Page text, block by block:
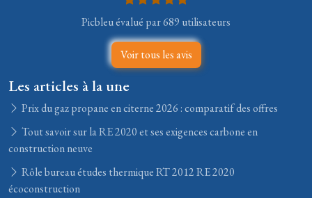
Picbleu évalué par 689 utilisateurs
Voir tous les avis
Les articles à la une
Prix du gaz propane en citerne 2026 : comparatif des offres
Tout savoir sur la RE 2020 et ses exigences carbone en
construction neuve
Rôle bureau études thermique RT 2012 RE 2020
écoconstruction